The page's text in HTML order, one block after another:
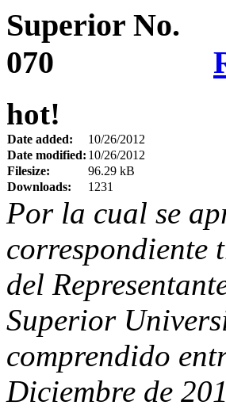
hot!
Date added:
10/26/2012
Date modified: 10/26/2012
Filesize:
96.29 kB
Downloads:
1231
Por la cual se
correspondiente
del
Superior
comprendido
Diciembre de